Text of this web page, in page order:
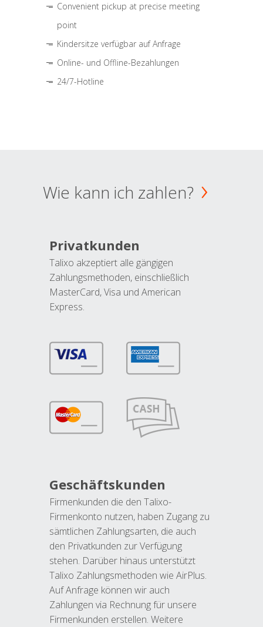
Convenient pickup at precise meeting
point
Kindersitze verfügbar auf Anfrage
Online- und Offline-Bezahlungen
24/7-Hotline
Wie kann ich zahlen?
Privatkunden
Talixo akzeptiert alle gängigen
Zahlungsmethoden, einschließlich
MasterCard, Visa und American
Express.
Geschäftskunden
Firmenkunden die den Talixo-
Firmenkonto nutzen, haben Zugang zu
sämtlichen Zahlungsarten, die auch
den Privatkunden zur Verfügung
stehen. Darüber hinaus unterstützt
Talixo Zahlungsmethoden wie AirPlus.
Auf Anfrage können wir auch
Zahlungen via Rechnung für unsere
Firmenkunden erstellen. Weitere